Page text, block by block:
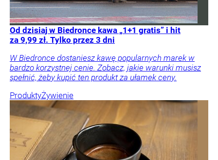
Od dzisiaj w Biedronce kawa „1+1 gratis” i hit
za 9,99 zł. Tylko przez 3 dni
W Biedronce dostaniesz kawę popularnych marek w
bardzo korzystnej cenie. Zobacz, jakie warunki musisz
spełnić, żeby kupić ten produkt za ułamek ceny.
ProduktyŻywienie